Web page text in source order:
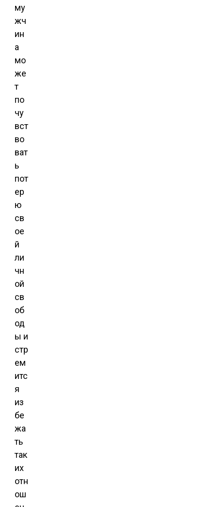
му
жч
ин
а
мо
же
т
по
чу
вст
во
ват
ь
пот
ер
ю
св
ое
й
ли
чн
ой
св
об
од
ы и
стр
ем
итс
я
из
бе
жа
ть
так
их
отн
ош